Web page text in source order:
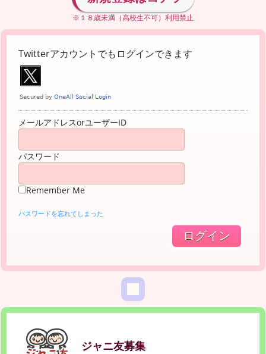
※１８歳未満（高校生不可）利用禁止
Twitterアカウントでもログインできます
メールアドレスorユーザーID
パスワード
Remember Me
パスワードを忘れてしまった
ジャニ友募集